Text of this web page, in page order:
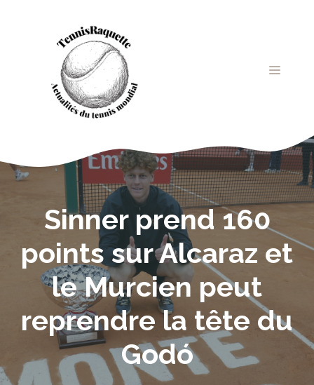
MENU
Sinner prend 160
points sur Alcaraz et
le Murcien peut
reprendre la tête du
Godó